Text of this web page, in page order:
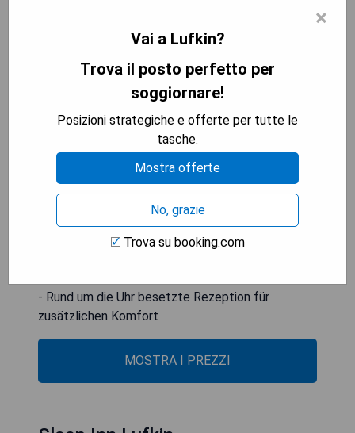
Dusche, Haartrockner und Schreibtisch
ausgestattet. Die Zimmer im Hotel verfügen über
ein eigenes Bad und Bettwäsche. Ein
Businesscenter sowie Verkaufsautomaten mit
Snacks und Getränken sind ebenfalls vor Ort
vorhanden. Der nächstgelegene Flughafen ist der
Huntsville Municipal Airport, 122 km von der
Unterkunft entfernt.
- Zentrale Lage in Lufkin
- Kostenfreies WLAN verfügbar
- Fitnesscenter und Whirlpool zur Entspannung
- Rund um die Uhr besetzte Rezeption für
zusätzlichen Komfort
MOSTRA I PREZZI
×
Vai a Lufkin?
Trova il posto perfetto per
soggiornare!
Posizioni strategiche e offerte per tutte le
tasche.
Mostra offerte
No, grazie
Trova su booking.com